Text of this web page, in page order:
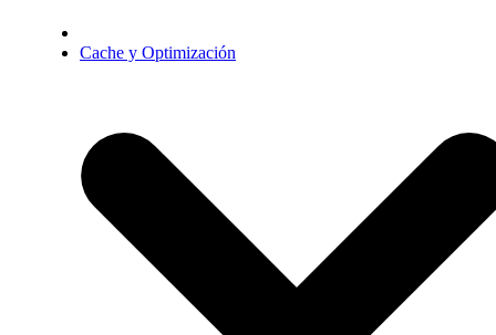
Cache y Optimización